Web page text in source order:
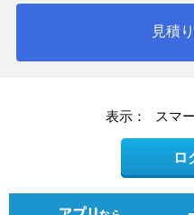
見積
表示： スマ
ロ